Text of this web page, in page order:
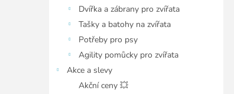
Dvířka a zábrany pro zvířata
Tašky a batohy na zvířata
Potřeby pro psy
Agility pomůcky pro zvířata
Akce a slevy
Akční ceny 💥